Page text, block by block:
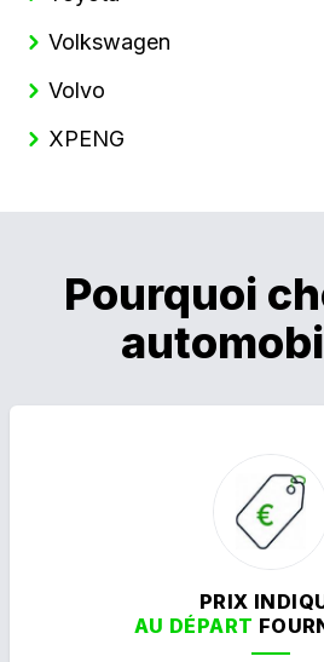
Volkswagen
Volvo
XPENG
Pourquoi
PRIX
AU DÉPART